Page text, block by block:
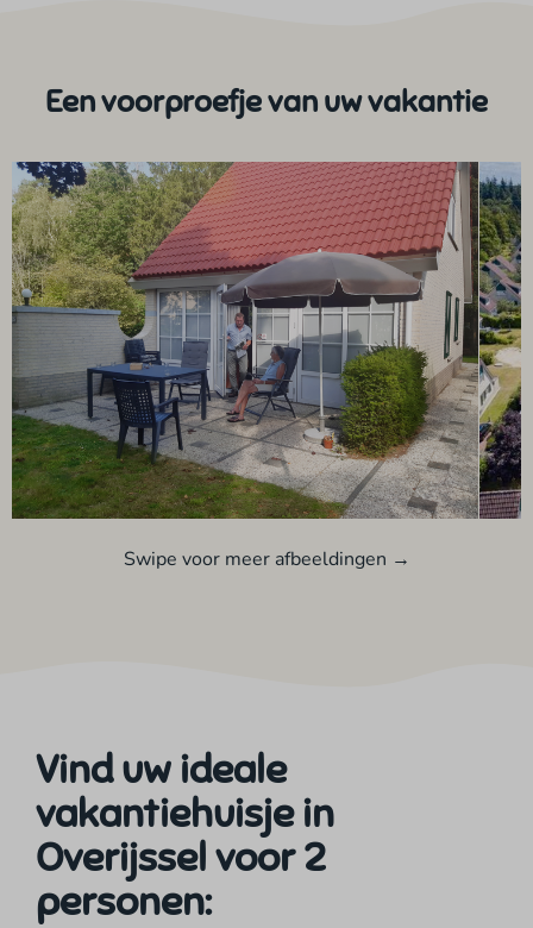
Een voorproefje van uw vakantie
Swipe voor meer afbeeldingen →
Vind uw ideale
vakantiehuisje in
Overijssel voor 2
personen: